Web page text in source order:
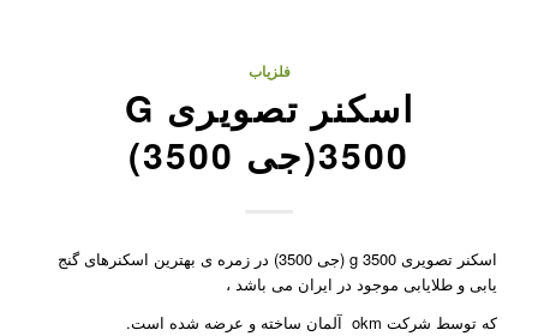
فلزیاب
اسکنر تصویری G
3500(جی 3500)
اسکنر تصویری g 3500 (جی 3500) در زمره ی بهترین اسکنرهای گنج
یابی و طلایابی موجود در ایران می باشد ،
که توسط شرکت okm آلمان ساخته و عرضه شده است.